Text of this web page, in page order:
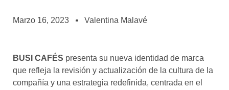
asociados
el café siempre tiene
algo nuevo que
enseñarnos
Marzo 16, 2023 Valentina Malavé
BUSI CAFÉS presenta su nueva identidad de marca
que refleja la revisión y actualización de la cultura de la
compañía y una estrategia redefinida, centrada en el